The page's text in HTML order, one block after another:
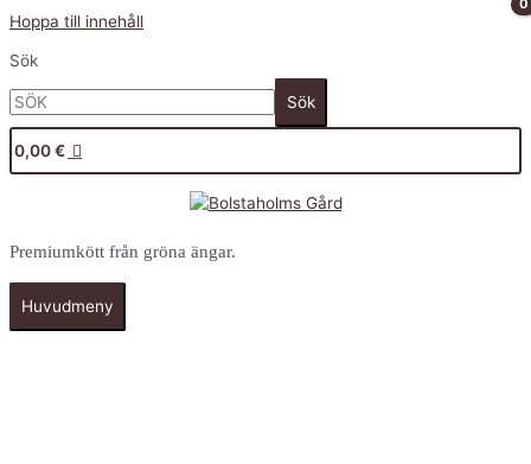
Hoppa till innehåll
Sök
Sök
0,00€
Premiumkött från gröna ängar.
Huvudmeny